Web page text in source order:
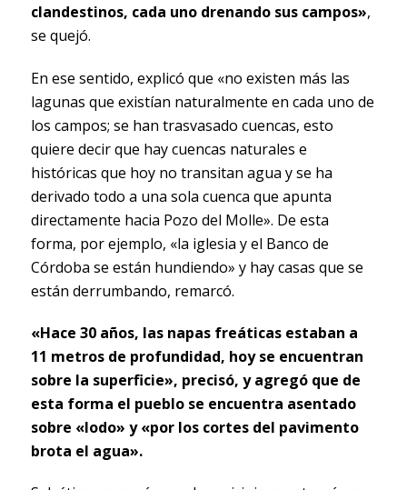
clandestinos, cada uno drenando sus campos»,
se quejó.
En ese sentido, explicó que «no existen más las
lagunas que existían naturalmente en cada uno de
los campos; se han trasvasado cuencas, esto
quiere decir que hay cuencas naturales e
históricas que hoy no transitan agua y se ha
derivado todo a una sola cuenca que apunta
directamente hacia Pozo del Molle». De esta
forma, por ejemplo, «la iglesia y el Banco de
Córdoba se están hundiendo» y hay casas que se
están derrumbando, remarcó.
«Hace 30 años, las napas freáticas estaban a
11 metros de profundidad, hoy se encuentran
sobre la superficie», precisó, y agregó que de
esta forma el pueblo se encuentra asentado
sobre «lodo» y «por los cortes del pavimento
brota el agua».